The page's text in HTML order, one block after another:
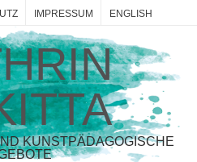
IMPRESSUM ENGLISH
KUNSTPÄDAGOGISCHE